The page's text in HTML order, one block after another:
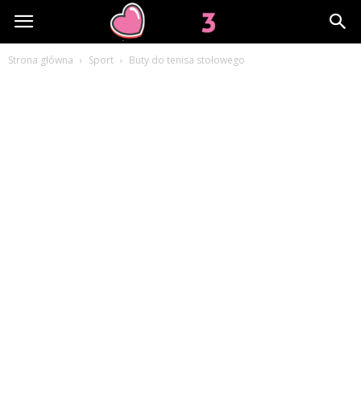
Lov3.pl
Strona główna Sport Buty do tenisa stołowego